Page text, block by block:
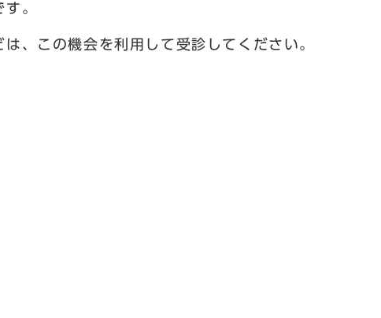
。
、この機会を利用して受診してください。